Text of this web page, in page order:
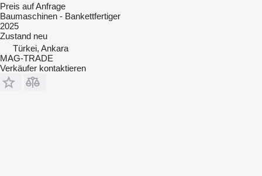
Preis auf Anfrage
Baumaschinen - Bankettfertiger
2025
Zustand neu
Türkei, Ankara
MAG-TRADE
Verkäufer kontaktieren